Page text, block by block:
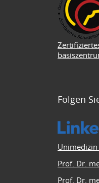
Folgen
Prof. Dr.
Prof. Dr.